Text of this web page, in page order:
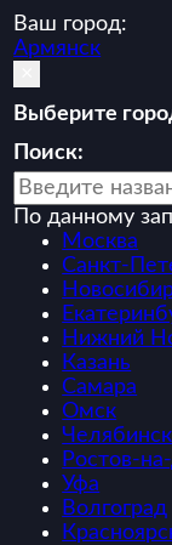
Ваш город:
Армянск
Выберите
Поиск:
По данному
Москва
Санкт-
Нижний
Казань
Самара
Омск
Челябинск
Ростов-
Уфа
Волгоград